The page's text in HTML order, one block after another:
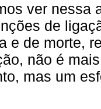
ver nessa
de
e de morte,
não é
mas um